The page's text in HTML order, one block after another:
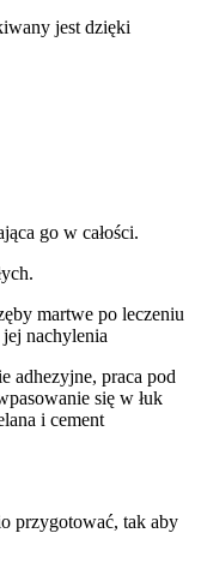
jest dzięki
go w całości.
martwe po leczeniu
nachylenia
adhezyjne, praca pod
się w łuk
i cement
przygotować, tak aby